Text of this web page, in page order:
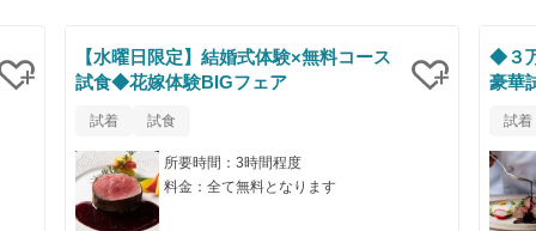
【水曜日限定】結婚式体験×無料コース
試食◆花嫁体験BIGフェア
試着 試食
所要時間：3時間程度
料金：全て無料となります
◆３
豪華
試着